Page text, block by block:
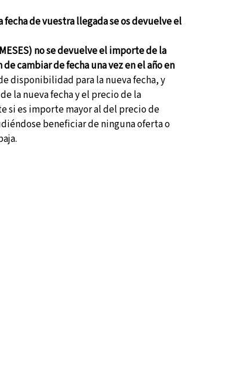
fecha de vuestra llegada se os devuelve el
no se devuelve el importe de la
cambiar de fecha una vez en el año en
disponibilidad para la nueva fecha, y
la nueva fecha y el precio de la
si es importe mayor al del precio de
beneficiar de ninguna oferta o